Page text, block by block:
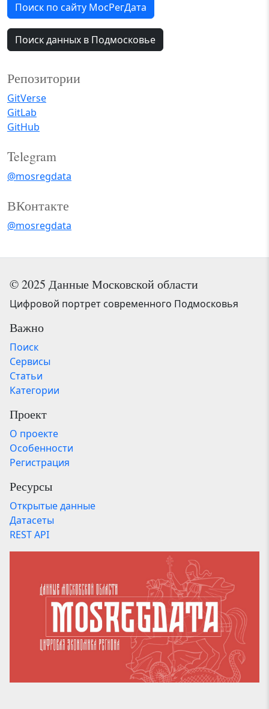
Поиск по сайту МосРегДата
Поиск данных в Подмосковье
Репозитории
GitVerse
GitLab
GitHub
Telegram
@mosregdata
ВКонтакте
@mosregdata
© 2025 Данные Московской области
Цифровой портрет современного Подмосковья
Важно
Поиск
Сервисы
Статьи
Категории
Проект
О проекте
Особенности
Регистрация
Ресурсы
Открытые данные
Датасеты
REST API